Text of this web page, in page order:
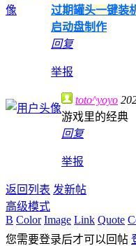
过期罐头一键装
启动盘制作
回复
举报
toto^yoyo
游戏里的经典
回复
举报
返回列表 发新帖
高级模式
B Color Image Link Quote
您需要登录后才可以回帖